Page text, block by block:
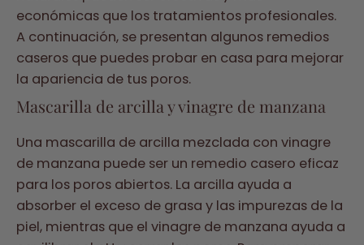
económicas que los tratamientos profesionales.
A continuación, se presentan algunos remedios
caseros que puedes probar en casa para mejorar
la apariencia de tus poros.
Mascarilla de arcilla y vinagre de manzana
Una mascarilla de arcilla mezclada con vinagre
de manzana puede ser un remedio casero eficaz
para los poros abiertos. La arcilla ayuda a
absorber el exceso de grasa y las impurezas de la
piel, mientras que el vinagre de manzana ayuda a